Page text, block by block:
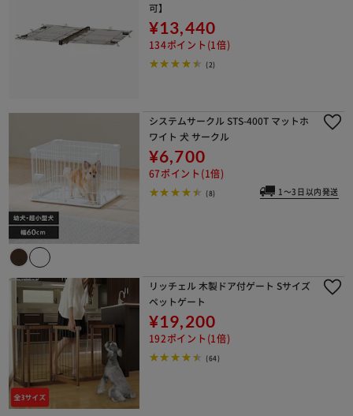
可】
¥13,440
134ポイント(1倍)
(2)
システムサークル STS-400T マットホ
ワイト 犬 サークル
¥6,700
67ポイント(1倍)
(8) 1～3日以内発送
リッチェル 木製ドア付ゲート Sサイズ
ペットゲート
¥19,200
192ポイント(1倍)
(64)